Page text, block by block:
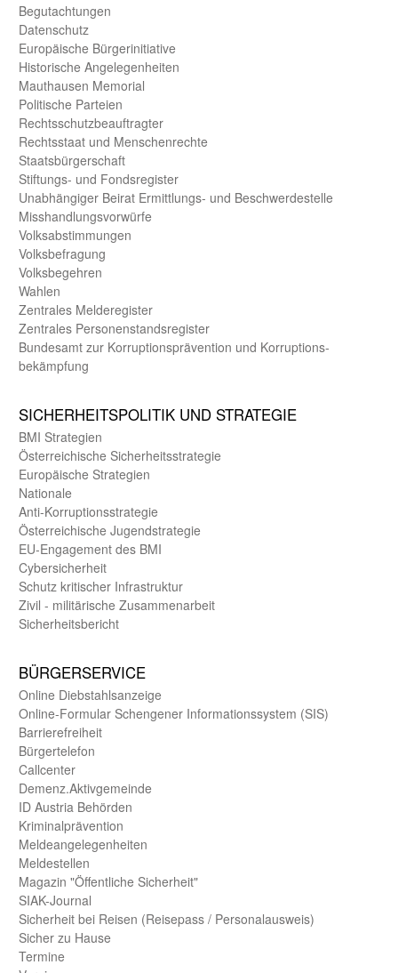
Begut­achtungen
Daten­schutz
Europäische Bürger­initiative
Historische Angelegen­heiten
Mauthausen Memorial
Politische Parteien
Rechts­schutz­beauftragter
Rechts­staat und Menschen­rechte
Staats­bürger­schaft
Stiftungs- und Fonds­register
Unab­hängiger Beirat Ermittlungs- und Beschwerde­stelle
Misshandlungs­vorwürfe
Volks­abstimmungen
Volks­befragung
Volks­begehren
Wahlen
Zentrales Melde­register
Zentrales Personen­stands­register
Bundes­amt zur Korrup­tions­prävention und Korrup­tions­
bekämpfung
SICHER­HEITS­POLITIK UND STRATEGIE
BMI Strategien
Öster­reichische Sicherheits­strategie
Europäische Strategien
Nationale
Anti-Korruptions­strategie
Öster­reichische Jugend­strategie
EU-Engagement des BMI
Cybersicherheit
Schutz kritischer Infra­struktur
Zivil - militärische Zusammen­arbeit
Sicherheits­bericht
BÜRGER­SERVICE
Online Diebstahls­anzeige
Online-Formular Schengener Informationssystem (SIS)
Barriere­freiheit
Bürger­telefon
Call­center
Demenz.Aktiv­gemeinde
ID Austria Behörden
Kriminal­prävention
Melde­an­ge­le­gen­heiten
Meld­estellen
Magazin "Öffentliche Sicherheit"
SIAK-Journal
Sicherheit bei Reisen (Reise­pass / Personal­ausweis)
Sicher zu Hause
Termine